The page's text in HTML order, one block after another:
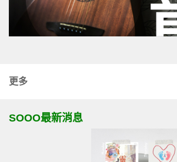
更多
SOOO最新消息